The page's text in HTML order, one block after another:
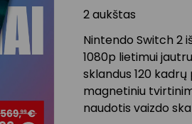
2 aukštas
Nintendo Switch 2
1080p lietimui
sklandus 120
magnetiniu
naudotis vaizdo